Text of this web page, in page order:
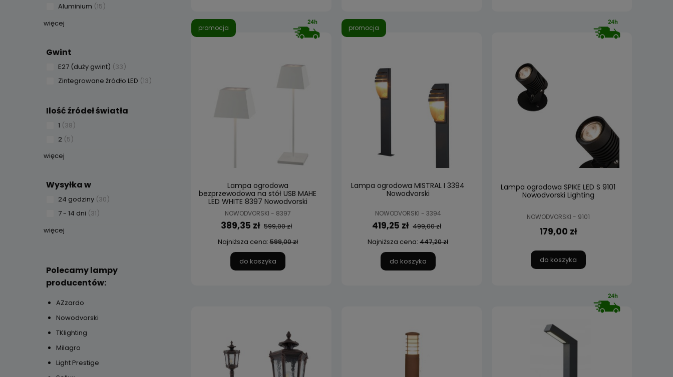
Aluminium (15)
więcej
Gwint
E27 (duży gwint) (33)
Zintegrowane źródło LED (13)
Ilość źródeł światła
1 (38)
2 (5)
więcej
Wysyłka w
24 godziny (30)
7 - 14 dni (31)
więcej
Polecamy lampy
producentów:
AZzardo
Nowodvorski
TKlighting
Milagro
Light Prestige
Lampa ogrodowa
bezprzewodowa na stół USB MAHE
LED WHITE 8397 Nowodvorski
Lighting
NOWODVORSKI - 8397
389,35 zł 599,00 zł
Najniższa cena:599,00 zł
do koszyka
promocja
Lampa ogrodowa MISTRAL I 3394
Nowodvorski
NOWODVORSKI - 3394
419,25 zł 499,00 zł
Najniższa cena: 447,20 zł
do koszyka
promocja
Lampa ogrodowa SPIKE LED S 9101
Nowodvorski Lighting
NOWODVORSKI - 9101
179,00 zł
do koszyka